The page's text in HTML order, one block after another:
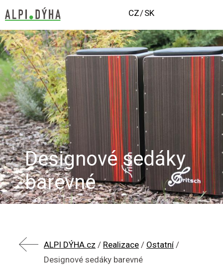
CZ SK
Designové sedáky
barevné
ALPI DÝHA.cz / Realizace / Ostatní /
Designové sedáky barevné